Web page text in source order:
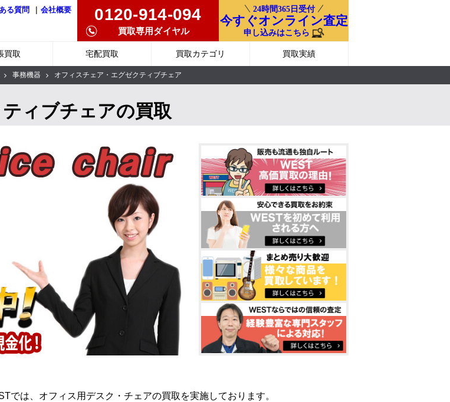
る質問 | 会社概要 0120-914-094
買取専用ダイヤル
24時間365日受付
今すぐオンライン査定
申し込みはこちら
買取 宅配買取 買取カテゴリ 買取実績
事務機器 オフィスチェア・エグゼクティブチェア
ィブチェアの買取
では、オフィス用デスク・チェアの買取を実施しております。